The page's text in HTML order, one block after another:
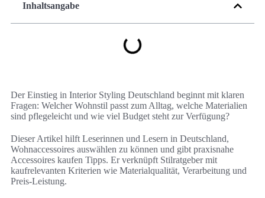
Inhaltsangabe
Der Einstieg in Interior Styling Deutschland beginnt mit klaren
Fragen: Welcher Wohnstil passt zum Alltag, welche Materialien
sind pflegeleicht und wie viel Budget steht zur Verfügung?
Dieser Artikel hilft Leserinnen und Lesern in Deutschland,
Wohnaccessoires auswählen zu können und gibt praxisnahe
Accessoires kaufen Tipps. Er verknüpft Stilratgeber mit
kaufrelevanten Kriterien wie Materialqualität, Verarbeitung und
Preis-Leistung.